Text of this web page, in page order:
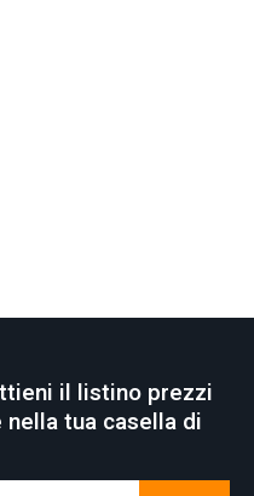
il listino prezzi
tua casella di